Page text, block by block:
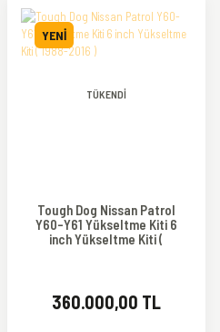
YENİ
TÜKENDİ
Tough Dog Nissan Patrol
Y60-Y61 Yükseltme Kiti 6
inch Yükseltme Kiti (
360.000,00 TL